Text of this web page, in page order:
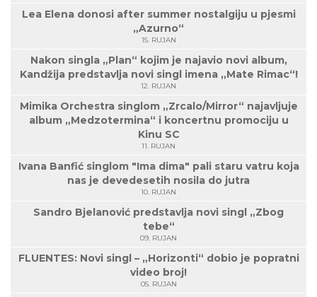
Lea Elena donosi after summer nostalgiju u pjesmi
„Azurno“
15. RUJAN
Nakon singla „Plan“ kojim je najavio novi album,
Kandžija predstavlja novi singl imena „Mate Rimac“!
12. RUJAN
Mimika Orchestra singlom „Zrcalo/Mirror“ najavljuje
album „Medzotermina“ i koncertnu promociju u
Kinu SC
11. RUJAN
Ivana Banfić singlom "Ima dima" pali staru vatru koja
nas je devedesetih nosila do jutra
10. RUJAN
Sandro Bjelanović predstavlja novi singl „Zbog
tebe“
09. RUJAN
FLUENTES: Novi singl – „Horizonti“ dobio je popratni
video broj!
05. RUJAN